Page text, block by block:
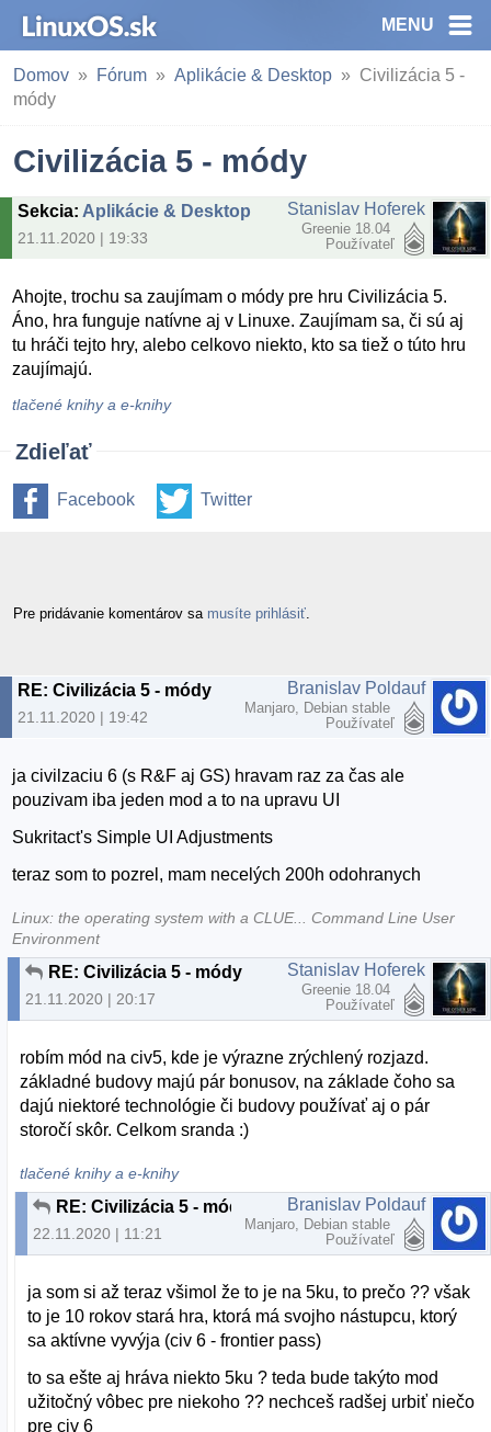
MENU
Domov Fórum Aplikácie & Desktop
Civilizácia 5 -
módy
Civilizácia 5 - módy
Sekcia: Aplikácie & Desktop
21.11.2020 | 19:33
Stanislav Hoferek
Greenie 18.04
Používateľ
Ahojte, trochu sa zaujímam o módy pre hru Civilizácia 5.
Áno, hra funguje natívne aj v Linuxe. Zaujímam sa, či sú aj
tu hráči tejto hry, alebo celkovo niekto, kto sa tiež o túto hru
zaujímajú.
tlačené knihy a e-knihy
Zdieľať
Facebook Twitter
Pre pridávanie komentárov sa musíte prihlásiť
RE: Civilizácia 5 - módy
21.11.2020 | 19:42
Branislav Poldauf
Manjaro, Debian stable
Používateľ
ja civilzaciu 6 (s R&F aj GS) hravam raz za čas ale
pouzivam iba jeden mod a to na upravu UI
Sukritact's Simple UI Adjustments
teraz som to pozrel, mam necelých 200h odohranych
Linux: the operating system with a CLUE... Command Line User
Environment
RE: Civilizácia 5 - módy
21.11.2020 | 20:17
Stanislav Hoferek
Greenie 18.04
Používateľ
robím mód na civ5, kde je výrazne zrýchlený rozjazd.
základné budovy majú pár bonusov, na základe čoho sa
dajú niektoré technológie či budovy používať aj o pár
storočí skôr. Celkom sranda :)
tlačené knihy a e-knihy
RE: Civilizácia 5 - módy
22.11.2020 | 11:21
Branislav Poldauf
Manjaro, Debian stable
Používateľ
ja som si až teraz všimol že to je na 5ku, to prečo ?? však
to je 10 rokov stará hra, ktorá má svojho nástupcu, ktorý
sa aktívne vyvýja (civ 6 - frontier pass)
to sa ešte aj hráva niekto 5ku ? teda bude takýto mod
užitočný vôbec pre niekoho ?? nechceš radšej urbiť niečo
pre civ 6